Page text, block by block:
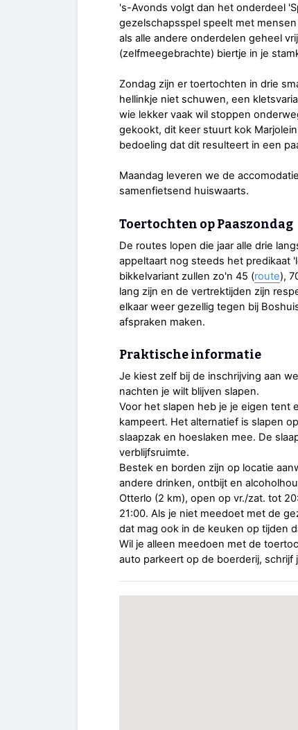
's-Avonds volgt dan het onderdeel
gezelschapsspel speelt met
als alle andere onderdelen geheel
(zelfmeegebrachte) biertje in je
Zondag zijn er toertochten in drie
hellinkje niet schuwen, een
wie lekker vaak wil stoppen
gekookt, dit keer stuurt kok
bedoeling dat dit resulteert in een
Maandag leveren we de
samenfietsend huiswaarts.
Toertochten op Paaszondag
De routes lopen die jaar alle drie
appeltaart nog steeds het predikaat
bikkelvariant zullen zo'n 45 (route),
lang zijn en de vertrektijden zijn
elkaar weer gezellig tegen bij
afspraken maken.
Praktische informatie
Je kiest zelf bij de inschrijving aan
nachten je wilt blijven slapen.
Voor het slapen heb je je eigen tent
kampeert. Het alternatief is slapen
slaapzak en hoeslaken mee. De
verblijfsruimte.
Bestek en borden zijn op locatie
andere drinken, ontbijt en
Otterlo (2 km), open op vr./zat. tot
21:00. Als je niet meedoet met de
dat mag ook in de keuken op tijden
Wil je alleen meedoen met de
auto parkeert op de boerderij, schrijf